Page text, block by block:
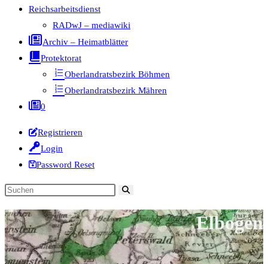
Reichsarbeitsdienst
RADwJ – mediawiki
Archiv – Heimatblätter
Protektorat
Oberlandratsbezirk Böhmen
Oberlandratsbezirk Mähren
0
Registrieren
Login
Password Reset
Diese
durchsuchen
Elbogen